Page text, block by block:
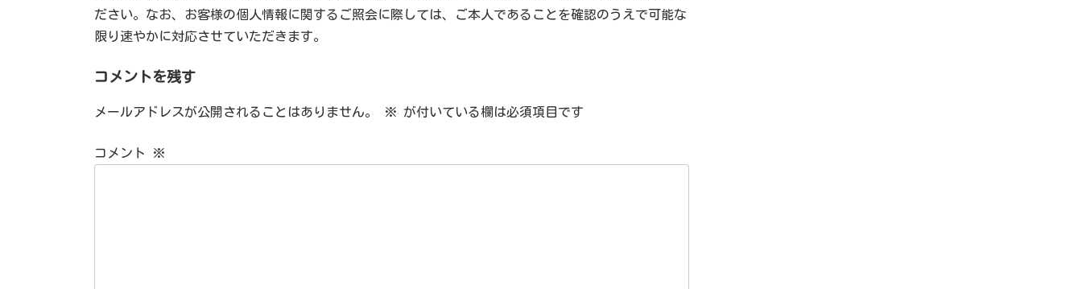
ださい。なお、お客様の個人情報に関するご照会に際しては、ご本人であることを確認のうえで可能な
限り速やかに対応させていただきます。
コメントを残す
メールアドレスが公開されることはありません。 ※ が付いている欄は必須項目です
コメント ※